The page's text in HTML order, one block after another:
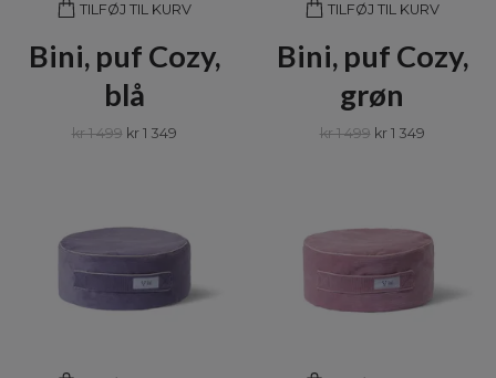
TILFØJ TIL KURV
Bini, puf Cozy,
blå
kr 1 499 kr 1 349
TILFØJ TIL KURV
Bini, puf Cozy,
grøn
kr 1 499 kr 1 349